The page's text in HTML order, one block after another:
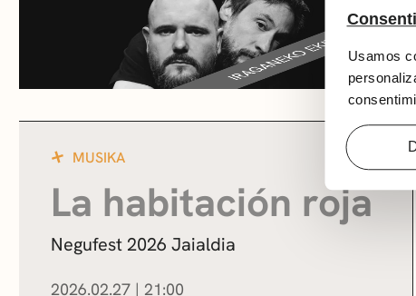
Usamos
MUSIKA
La habitación roja
Negufest 2026 Jaialdia
2026.02.27 | 21:00